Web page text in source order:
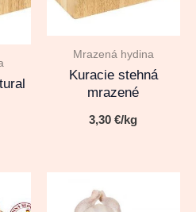
Mrazená hydina
Kuracie stehná
mrazené
3,30€/kg